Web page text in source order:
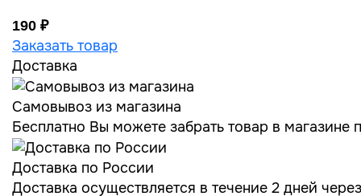
190 ₽
Заказать товар
Доставка
Самовывоз из магазина
Бесплатно Вы можете забрать товар в
Доставка по России
Доставка осуществляется в течение 2 дней